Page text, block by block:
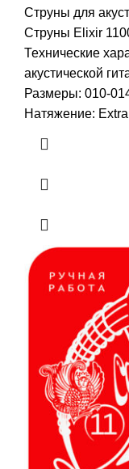
Струны для
Струны Elixir
Технические
акустической
Размeры: 010-
Натяжение: